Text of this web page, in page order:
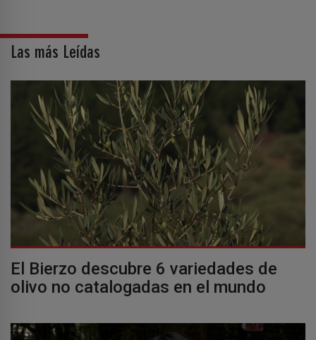
Las más Leídas
El Bierzo descubre 6 variedades de
olivo no catalogadas en el mundo